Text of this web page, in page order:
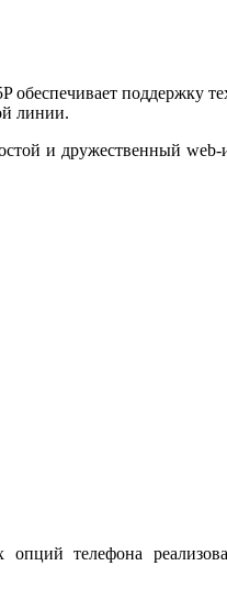
поддержку
линии.
и дружественный web-
телефона